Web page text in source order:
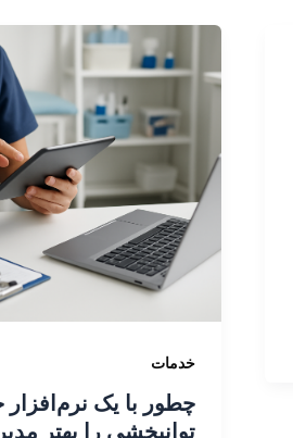
خدمات
چطور با یک نرم‌افزار
توانبخشی را بهتر